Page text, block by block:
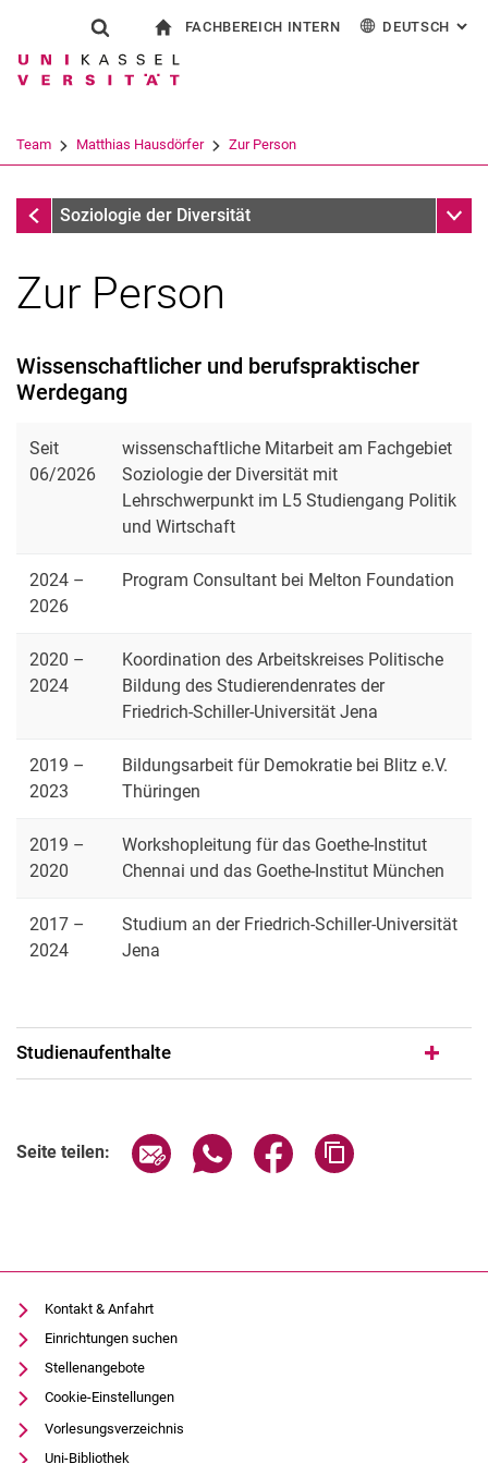
Springe direkt zu: Inhalt
Springe direkt zu: Suche
Springe direkt zu:
Suchformular
Suchbegriff
Suchen (öffnet externen Link in einem
FACHBEREICH INTERN DEUTSCH :
Team Matthias Hausdörfer Zur Person
Matthias Hausdörfer
Soziologie der Diversität
Prof. Dr. Elisabeth Tuider
Tom Fixemer, M.A.
Matthias Hausdörfer
Forschung
Lehre
Dr. Sophie von Redecker
Ehemalige Mitarbeitende
Abgeschlossene Promotionen
Zur Person
Wissenschaftlicher und berufspraktischer
Werdegang
Seit
06/2026
wissenschaftliche Mitarbeit am Fachgebiet
Soziologie der Diversität mit
Lehrschwerpunkt im L5 Studiengang Politik
und Wirtschaft
2024 –
2026
Program Consultant bei Melton Foundation
2020 –
2024
Koordination des Arbeitskreises Politische
Bildung des Studierendenrates der
Friedrich-Schiller-Universität Jena
2019 –
2023
Bildungsarbeit für Demokratie bei Blitz e.V.
Thüringen
2019 –
2020
Workshopleitung für das Goethe-Institut
Chennai und das Goethe-Institut München
2017 –
2024
Studium an der Friedrich-Schiller-Universität
Jena
Studienaufenthalte
Seite teilen: Seite über E-Mail teilen
Seite über WhatsApp teilen
Seite über Facebook
Kontakt & Anfahrt
Einrichtungen suchen
Stellenangebote
Cookie-Einstellungen
Vorlesungsverzeichnis
Uni-Bibliothek